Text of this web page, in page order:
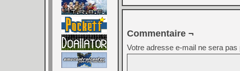
Commentaire ¬
Votre adresse e-mail ne sera pas